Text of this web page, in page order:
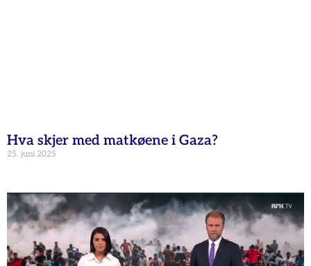
Hva skjer med matkøene i Gaza?
25. juni 2025